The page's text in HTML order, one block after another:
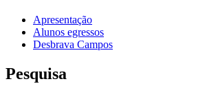
Apresentação
Alunos egressos
Desbrava Campos
Pesquisa